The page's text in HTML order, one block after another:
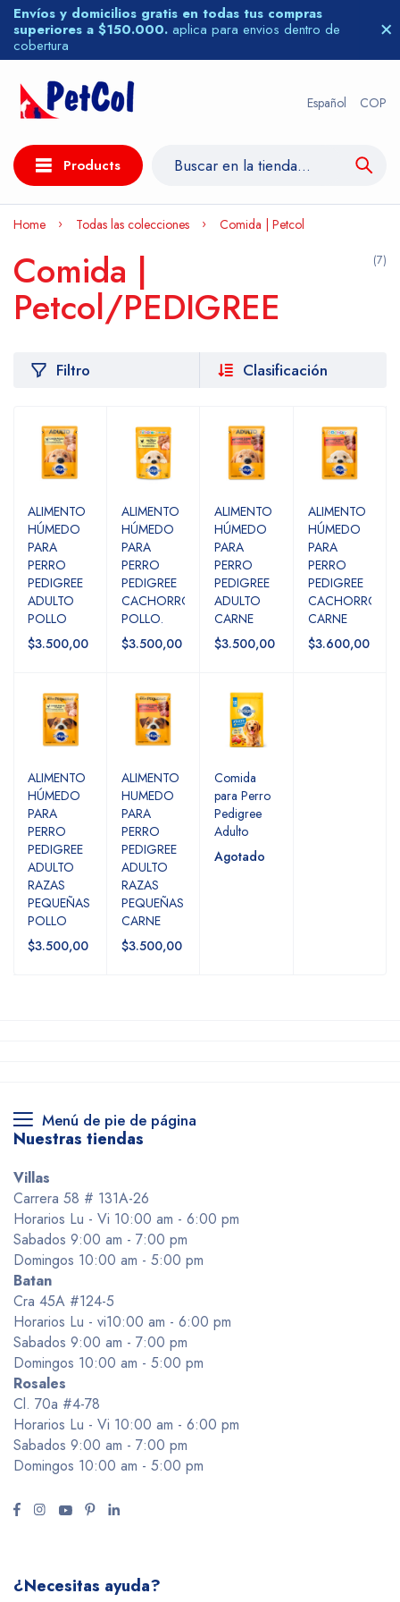
Envíos y domicilios gratis en todas tus compras
superiores a $150.000. aplica para envios dentro de
cobertura
Español COP
Products
Home Todas las colecciones Comida | Petcol
Comida |
Petcol/PEDIGREE
(7)
Filtro Clasificación
ALIMENTO
HÚMEDO
PARA
PERRO
PEDIGREE
ADULTO
POLLO
$3.500,00
ALIMENTO
HÚMEDO
PARA
PERRO
PEDIGREE
CACHORRO
POLLO.
$3.500,00
ALIMENTO
HÚMEDO
PARA
PERRO
PEDIGREE
ADULTO
CARNE
$3.500,00
ALIMENTO
HÚMEDO
PARA
PERRO
PEDIGREE
CACHORRO
CARNE
$3.600,00
ALIMENTO
HÚMEDO
PARA
PERRO
PEDIGREE
ADULTO
RAZAS
PEQUEÑAS
POLLO
$3.500,00
ALIMENTO
HUMEDO
PARA
PERRO
PEDIGREE
ADULTO
RAZAS
PEQUEÑAS
CARNE
$3.500,00
Comida
para Perro
Pedigree
Adulto
Agotado
Menú de pie de página
Nuestras tiendas
Villas
Carrera 58 # 131A-26
Horarios Lu - Vi 10:00 am - 6:00 pm
Sabados 9:00 am - 7:00 pm
Domingos 10:00 am - 5:00 pm
Batan
Cra 45A #124-5
Horarios Lu - vi10:00 am - 6:00 pm
Sabados 9:00 am - 7:00 pm
Domingos 10:00 am - 5:00 pm
Rosales
Cl. 70a #4-78
Horarios Lu - Vi 10:00 am - 6:00 pm
Sabados 9:00 am - 7:00 pm
Domingos 10:00 am - 5:00 pm
¿Necesitas ayuda?